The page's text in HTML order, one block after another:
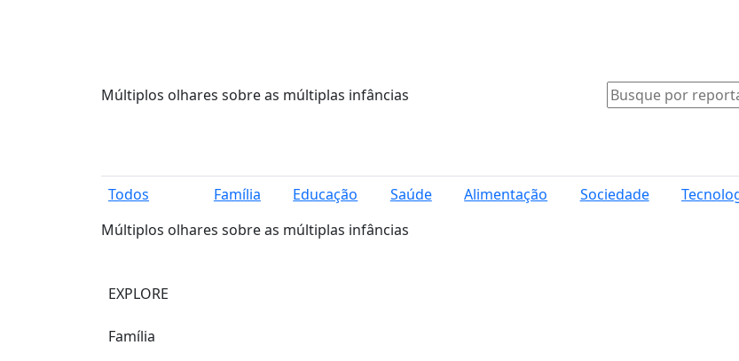
Múltiplos olhares sobre as múltiplas infâncias
Todos Família Educação Saúde Alimentação Sociedade
Múltiplos olhares sobre as múltiplas infâncias
EXPLORE
Família